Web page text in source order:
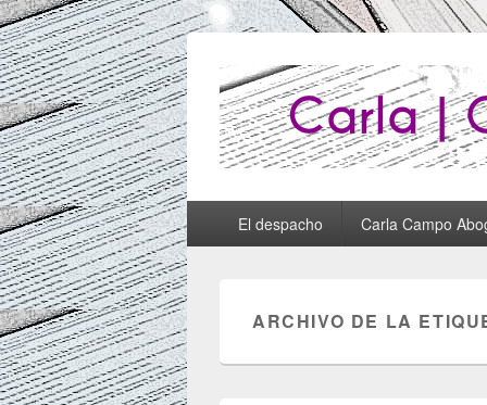
Abogados
Menú
principalEl despacho Carla Campo
ARCHIVO DE LA